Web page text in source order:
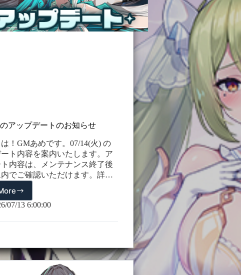
アップデートのお知らせ
！GMあめです。07/14(火) の
ト内容を案内いたします。ア
内容は、メンテナンス終了後
でご確認いただけます。詳細
ーズナル限定仲間[真夏のポリ
タ]が仲間になります。 ＊名前 :
火) メンテナンス後 ~
火)…
07/14(火)
の
ッ
ー
07/13 6:00:00